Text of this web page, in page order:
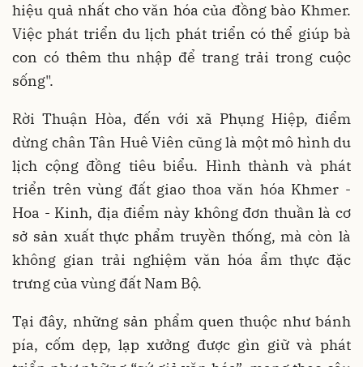
hiệu quả nhất cho văn hóa của đồng bào Khmer.
Việc phát triển du lịch phát triển có thể giúp bà
con có thêm thu nhập để trang trải trong cuộc
sống".
Rời Thuận Hòa, đến với xã Phụng Hiệp, điểm
dừng chân Tân Huê Viên cũng là một mô hình du
lịch cộng đồng tiêu biểu. Hình thành và phát
triển trên vùng đất giao thoa văn hóa Khmer -
Hoa - Kinh, địa điểm này không đơn thuần là cơ
sở sản xuất thực phẩm truyền thống, mà còn là
không gian trải nghiệm văn hóa ẩm thực đặc
trưng của vùng đất Nam Bộ.
Tại đây, những sản phẩm quen thuộc như bánh
pía, cốm dẹp, lạp xưởng được gìn giữ và phát